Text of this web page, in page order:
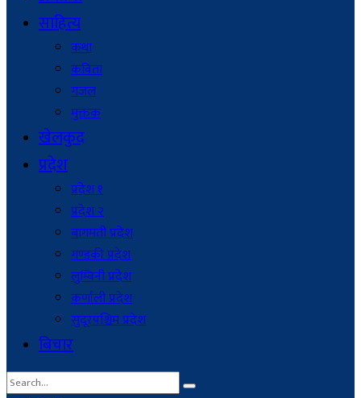
साहित्य
कथा
कविता
गजल
मुक्तक
खेलकुद
प्रदेश
प्रदेश १
प्रदेश २
बागमती प्रदेश
गण्डकी प्रदेश
लुम्बिनी प्रदेश
कर्णाली प्रदेश
सुदूरपश्चिम प्रदेश
बिचार